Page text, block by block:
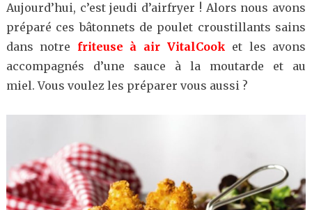
Aujourd’hui, c’est jeudi d’airfryer ! Alors nous avons
préparé ces bâtonnets de poulet croustillants sains
dans notre friteuse à air VitalCook et les avons
accompagnés d’une sauce à la moutarde et au
miel. Vous voulez les préparer vous aussi ?